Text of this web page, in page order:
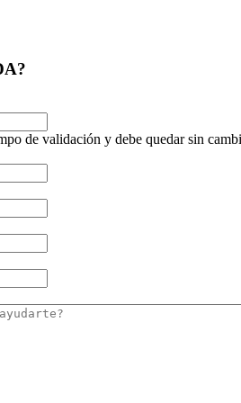
de validación y debe quedar sin